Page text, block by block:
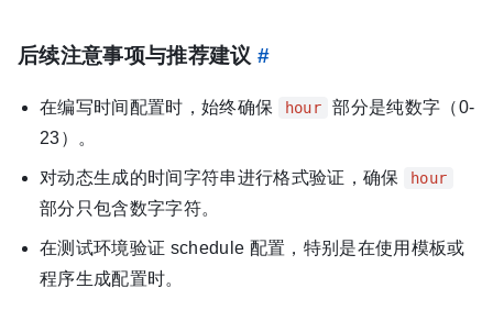
后续注意事项与推荐建议 #
在编写时间配置时，始终确保 hour
部分是纯数字（0-
23）。
对动态生成的时间字符串进行格式验证，确保 hour
部分只包含数字字符。
在测试环境验证 schedule 配置，特别是在使用模板或
程序生成配置时。